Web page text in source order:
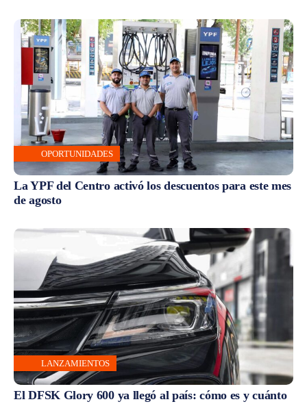
OPORTUNIDADES
La YPF del Centro activó los descuentos para este mes
de agosto
LANZAMIENTOS
El DFSK Glory 600 ya llegó al país: cómo es y cuánto